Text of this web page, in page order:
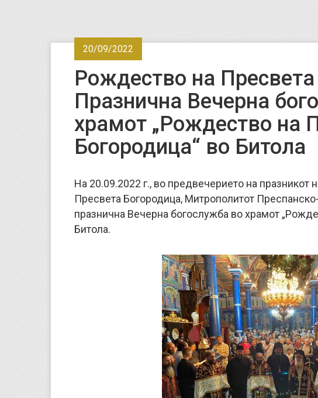
20/09/2022
Рождество на
Празнична Вечерна
храмот „Рождество на
Богородица“ во Битола
На 20.09.2022 г., во предвечерието на празникот
Пресвета Богородица, Митрополитот
празнична Вечерна богослужба во храмот
Битола.